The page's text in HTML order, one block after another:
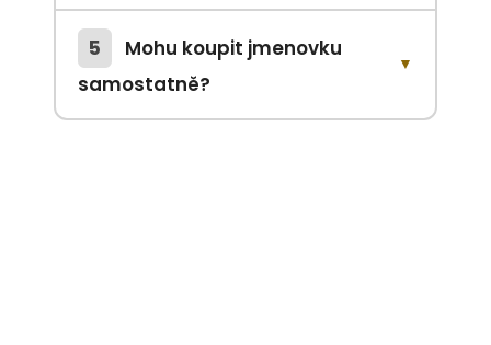
5
Mohu koupit jmenovku
samostatně?
▼